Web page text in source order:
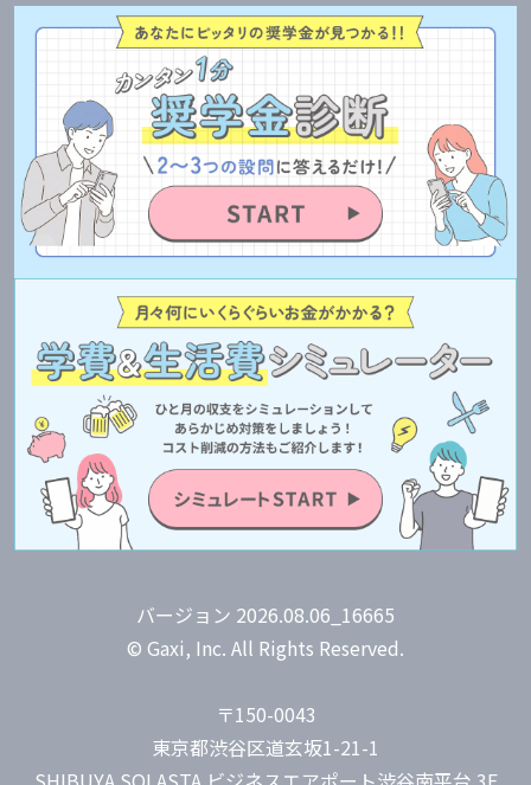
バージョン 2026.08.06_16665
© Gaxi, Inc. All Rights Reserved.
〒150-0043
東京都渋谷区道玄坂1-21-1